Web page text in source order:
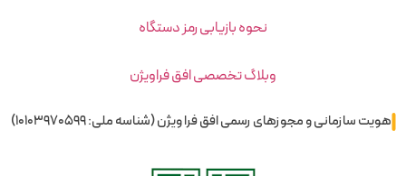
نحوه بازیابی رمز دستگاه
وبلاگ تخصصی افق فراویژن
هویت سازمانی و مجوزهای رسمی افق فرا ویژن (شناسه ملی: 10103970599)